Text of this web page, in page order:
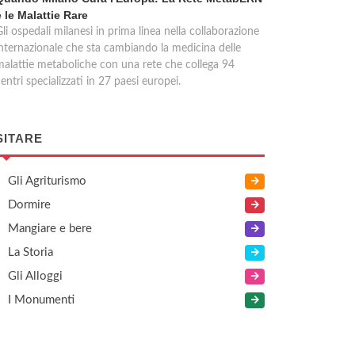
le Malattie Rare
ospedali milanesi in prima linea nella collaborazione
che sta cambiando la medicina delle
metaboliche con una rete che collega 94
specializzati in 27 paesi europei.
Gli Agriturismo
Dormire
Mangiare e bere
La Storia
Gli Alloggi
I Monumenti